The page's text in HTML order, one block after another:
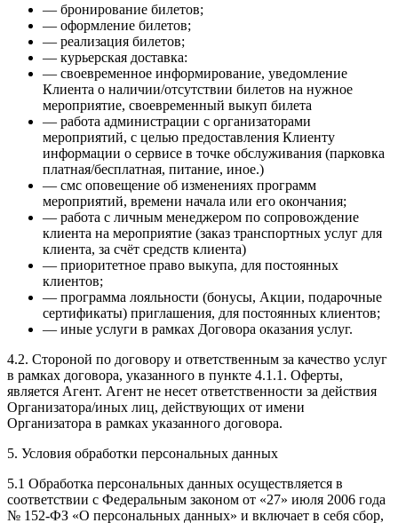
— бронирование билетов;
— оформление билетов;
— реализация билетов;
— курьерская доставка:
— своевременное информирование, уведомление
Клиента о наличии/отсутствии билетов на нужное
мероприятие, своевременный выкуп билета
— работа администрации с организаторами
мероприятий, с целью предоставления Клиенту
информации о сервисе в точке обслуживания (парковка
платная/бесплатная, питание, иное.)
— смс оповещение об изменениях программ
мероприятий, времени начала или его окончания;
— работа с личным менеджером по сопровождение
клиента на мероприятие (заказ транспортных услуг для
клиента, за счёт средств клиента)
— приоритетное право выкупа, для постоянных
клиентов;
— программа лояльности (бонусы, Акции, подарочные
сертификаты) приглашения, для постоянных клиентов;
— иные услуги в рамках Договора оказания услуг.
4.2. Стороной по договору и ответственным за качество услуг
в рамках договора, указанного в пункте 4.1.1. Оферты,
является Агент. Агент не несет ответственности за действия
Организатора/иных лиц, действующих от имени
Организатора в рамках указанного договора.
5. Условия обработки персональных данных
5.1 Обработка персональных данных осуществляется в
соответствии с Федеральным законом от «27» июля 2006 года
№ 152-ФЗ «О персональных данных» и включает в себя сбор,